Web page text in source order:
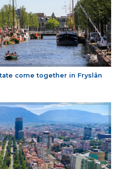
come together in Fryslân